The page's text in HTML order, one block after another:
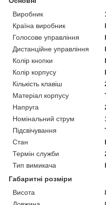
Виробник
Країна виробник
Голосове управління
Дистанційне управління
Колір кнопки
Колір корпусу
Кількість клавіш
Матеріал корпусу
Напруга
Номінальний струм
Підсвічування
Стан
Термін служби
Тип вимикача
Габаритні розміри
Висота